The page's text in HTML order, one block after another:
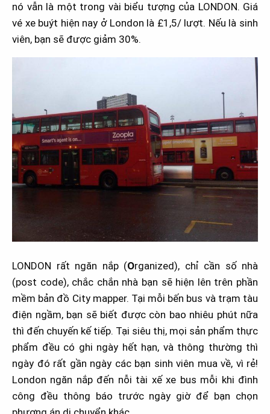
nó vẫn là một trong vài biểu tượng của LONDON. Giá
vé xe buýt hiện nay ở London là £1,5/ lượt. Nếu là sinh
viên, bạn sẽ được giảm 30%.
LONDON rất ngăn nắp (Organized), chỉ cần số nhà
(post code), chắc chắn nhà bạn sẽ hiện lên trên phần
mềm bản đồ City mapper. Tại mỗi bến bus và trạm tàu
điện ngầm, bạn sẽ biết được còn bao nhiêu phút nữa
thì đến chuyến kế tiếp. Tại siêu thị, mọi sản phẩm thực
phẩm đều có ghi ngày hết hạn, và thông thường thì
ngày đó rất gần ngày các bạn sinh viên mua về, vì rẻ!
London ngăn nắp đến nỗi tài xế xe bus mỗi khi đình
công đều thông báo trước ngày giờ để bạn chọn